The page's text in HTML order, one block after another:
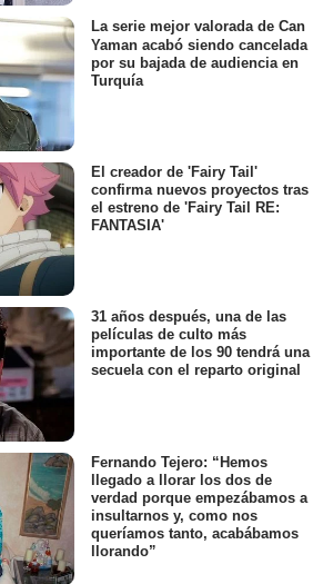
La serie mejor valorada de Can
Yaman acabó siendo cancelada
por su bajada de audiencia en
Turquía
El creador de 'Fairy Tail'
confirma nuevos proyectos tras
el estreno de 'Fairy Tail RE:
FANTASIA'
31 años después, una de las
películas de culto más
importante de los 90 tendrá una
secuela con el reparto original
Fernando Tejero: “Hemos
llegado a llorar los dos de
verdad porque empezábamos a
insultarnos y, como nos
queríamos tanto, acabábamos
llorando”